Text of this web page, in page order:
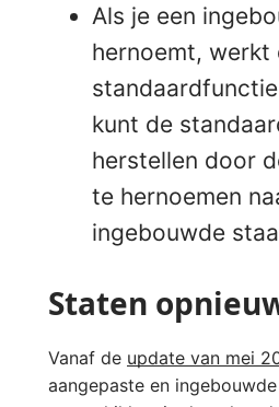
Als je een
hernoemt, werkt
kunt de
herstellen door
te hernoemen
ingebouwde
Staten
Vanaf de update van mei
aangepaste en